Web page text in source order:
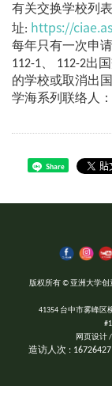
有关交换学校列
址: https://
每年只有一次申
112-1、 112-2出
的学校或取消出
学海系列联络人
Share
版权所有 © 亚洲大学创
41354 台中市雾峰区
网页设计
造访人次 : 16726427